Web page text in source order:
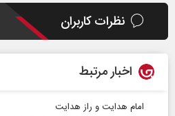
نظرات کاربران
اخبار مرتبط
امام هدایت و راز هدایت